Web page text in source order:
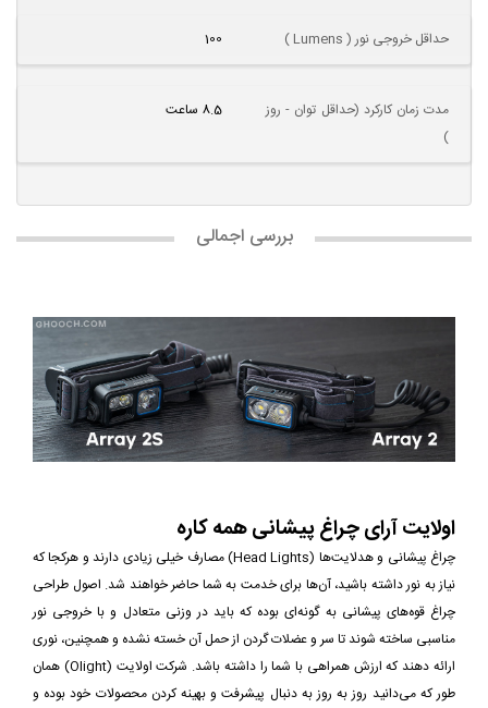
حداقل خروجی نور ( Lumens ) 100
مدت زمان کارکرد (حداقل توان - روز
)
8.5 ساعت
بررسی اجمالی
اولایت آرای چراغ پیشانی همه کاره
چراغ پیشانی و هدلایت‌ها (Head Lights) مصارف خیلی زیادی دارند و هرکجا که
نیاز به نور داشته باشید، آن‌ها برای خدمت به شما حاضر خواهند شد. اصول طراحی
چراغ ‌قوه‌های پیشانی به گونه‌ای بوده که باید در وزنی متعادل و با خروجی نور
مناسبی ساخته شوند تا سر و عضلات گردن از حمل آن خسته نشده و همچنین، نوری
ارائه دهند که ارزش همراهی با شما را داشته باشد. شرکت اولایت (Olight) همان
طور که می‌دانید روز به روز به دنبال پیشرفت و بهینه‌ کردن محصولات خود بوده و